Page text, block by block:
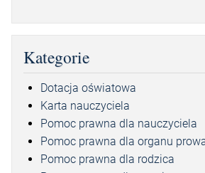
Kategorie
Dotacja oświatowa
Karta nauczyciela
Pomoc prawna dla nauczyciela
Pomoc prawna dla organu
Pomoc prawna dla rodzica